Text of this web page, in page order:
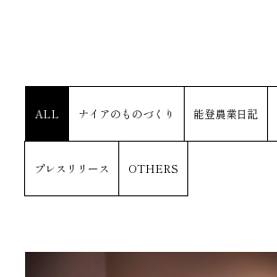
ALL ナイアのものづくり 能登農業日記
プレスリリース OTHERS